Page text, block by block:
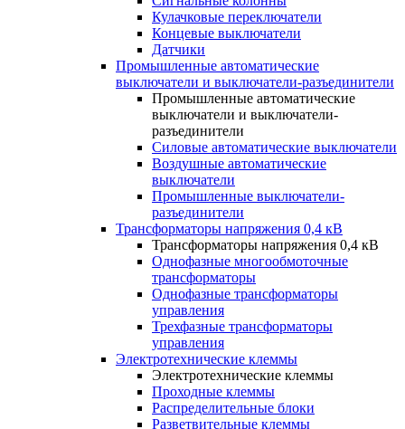
Кулачковые переключатели
Концевые выключатели
Датчики
Промышленные автоматические
выключатели и выключатели-разъединители
Промышленные автоматические
выключатели и выключатели-
разъединители
Силовые автоматические выключатели
Воздушные автоматические
выключатели
Промышленные выключатели-
разъединители
Трансформаторы напряжения 0,4 кВ
Трансформаторы напряжения 0,4 кВ
Однофазные многообмоточные
трансформаторы
Однофазные трансформаторы
управления
Трехфазные трансформаторы
управления
Электротехнические клеммы
Электротехнические клеммы
Проходные клеммы
Распределительные блоки
Разветвительные клеммы